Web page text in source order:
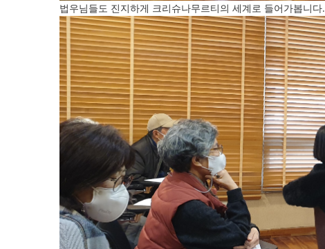
법우님들도 진지하게 크리슈나무르티의 세계로 들어가봅니다.